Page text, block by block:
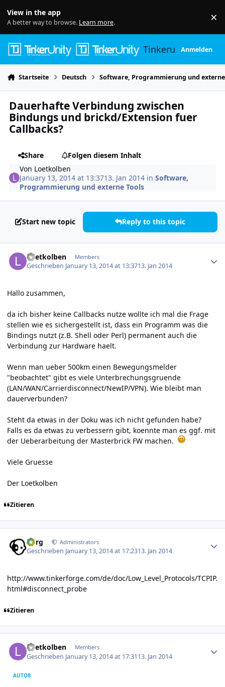
View in the app
A better way to browse. Learn more. ×
TinkerunityAnmelden
Startseite Deutsch Software, Programmierung und
Dauerhafte Verbindung zwischen
Bindungs und brickd/Extension fuer
Callbacks?
Share
Folgen diesem Inhalt
Von Loetkolben
January 13, 2014 at 13:3713. Jan 2014 inSoftware,
Programmierung und externe Tools
Start new topic Reply to this topic
Loetkolben Members
Geschrieben January 13, 2014 at 13:3713. Jan 2014
Hallo zusammen,
da ich bisher keine Callbacks nutze wollte ich mal die Frage
stellen wie es sichergestellt ist, dass ein Programm was die
Bindings nutzt (z.B. Shell oder Perl) permanent auch die
Verbindung zur Hardware haelt.
Wenn man ueber 500km einen Bewegungsmelder
"beobachtet" gibt es viele Unterbrechungsgruende
(LAN/WAN/Carrierdisconnect/NewIP/VPN). Wie bleibt man
dauerverbunden?
Steht da etwas in der Doku was ich nicht gefunden habe?
Falls es da etwas zu verbessern gibt, koennte man es ggf. mit
der Ueberarbeitung der Masterbrick FW machen.
Viele Gruesse
Der Loetkolben
Zitieren
borg Administrators
Geschrieben January 13, 2014 at 17:2313. Jan 2014
http://www.tinkerforge.com/de/doc/Low_Level_Protocols/TCPIP.
html#disconnect_probe
Zitieren
Loetkolben Members
Geschrieben January 13, 2014 at 17:3113. Jan 2014
AUTOR